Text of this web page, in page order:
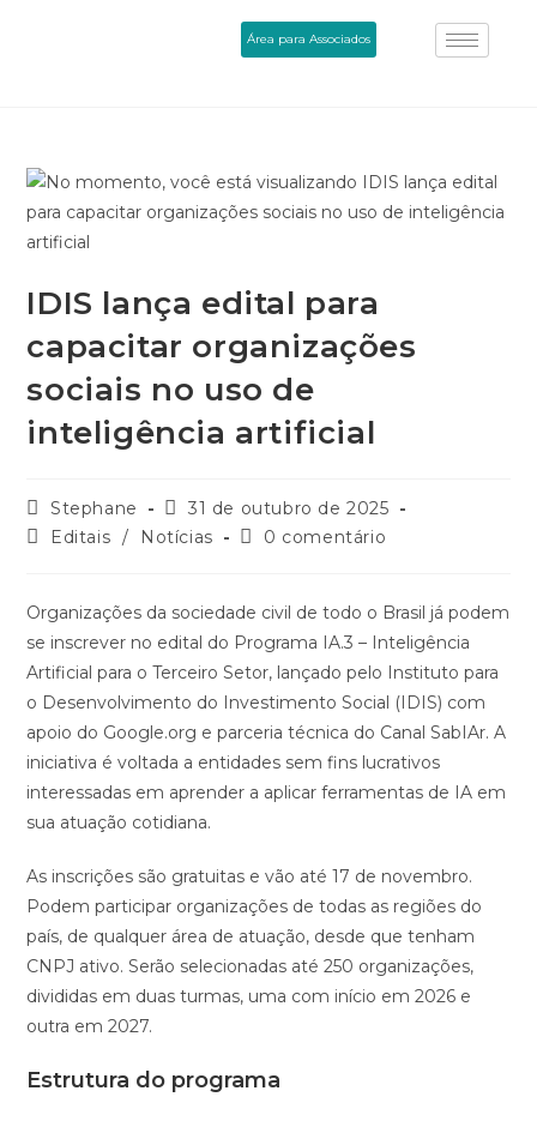
Área para Associados
IDIS lança edital para
capacitar organizações
sociais no uso de
inteligência artificial
Stephane
31 de outubro de 2025
Editais / Notícias 0 comentário
Organizações da sociedade civil de todo o Brasil já podem
se inscrever no edital do Programa IA.3 – Inteligência
Artificial para o Terceiro Setor, lançado pelo Instituto para
o Desenvolvimento do Investimento Social (IDIS) com
apoio do Google.org e parceria técnica do Canal SabIAr. A
iniciativa é voltada a entidades sem fins lucrativos
interessadas em aprender a aplicar ferramentas de IA em
sua atuação cotidiana.
As inscrições são gratuitas e vão até 17 de novembro.
Podem participar organizações de todas as regiões do
país, de qualquer área de atuação, desde que tenham
CNPJ ativo. Serão selecionadas até 250 organizações,
divididas em duas turmas, uma com início em 2026 e
outra em 2027.
Estrutura do programa